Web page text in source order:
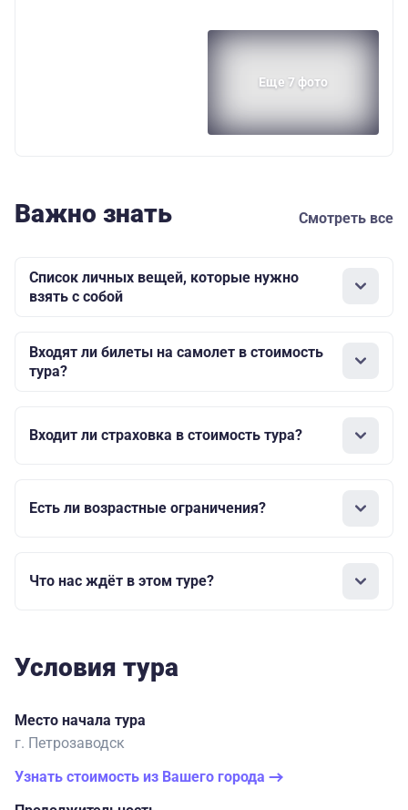
Еще 7 фото
Важно знать Смотреть все
Список личных вещей, которые нужно
взять с собой
Входят ли билеты на самолет в стоимость
тура?
Входит ли страховка в стоимость тура?
Есть ли возрастные ограничения?
Что нас ждёт в этом туре?
Условия тура
Место начала тура
г. Петрозаводск
Узнать стоимость из Вашего города